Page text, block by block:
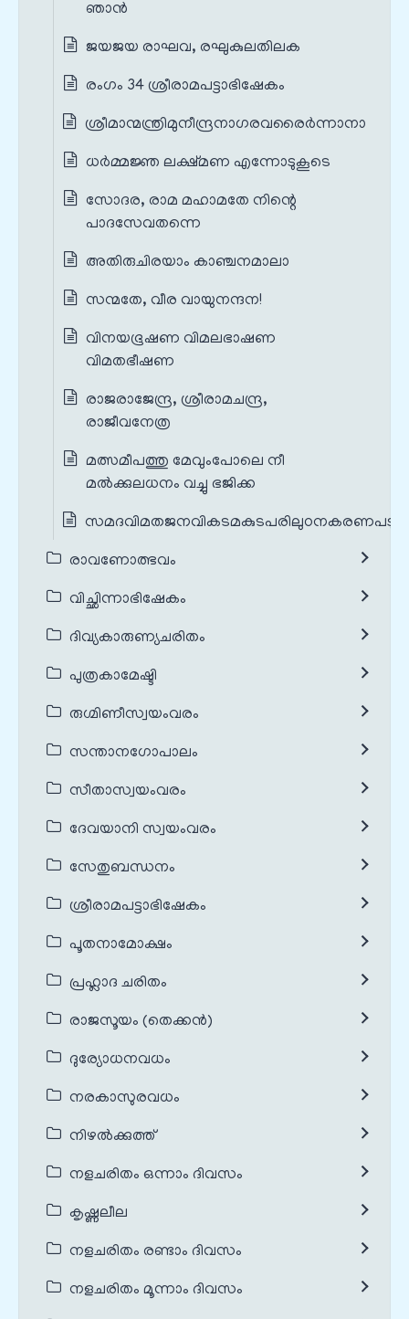
ഞാൻ
ജയജയ രാഘവ, രഘുകുലതിലക
രംഗം 34 ശ്രീരാമപട്ടാഭിഷേകം
ശ്രീമാന്മന്ത്രിമുനീന്ദ്രനാഗരവരൈർന്നാനാ
ധർമ്മജ്ഞ ലക്ഷ്മണ എന്നോടുകൂടെ
സോദര, രാമ മഹാമതേ നിന്റെ
പാദസേവതന്നെ
അതിരുചിരയാം കാഞ്ചനമാലാ
സന്മതേ, വീര വായുനന്ദന!
വിനയഭൂഷണ വിമലഭാഷണ
വിമതഭീഷണ
രാജരാജേന്ദ്ര, ശ്രീരാമചന്ദ്ര,
രാജീവനേത്ര
മത്സമീപത്തു മേവുംപോലെ നീ
മൽക്കുലധനം വച്ചു ഭജിക്ക
സമദവിമതജനവികടമകുടപരിലുഠനകരണപടു
രാവണോത്ഭവം
വിച്ഛിന്നാഭിഷേകം
ദിവ്യകാരുണ്യചരിതം
പുത്രകാമേഷ്ടി
രുഗ്മിണീസ്വയംവരം
സന്താനഗോപാലം
സീതാസ്വയംവരം
ദേവയാനി സ്വയംവരം
സേതുബന്ധനം
ശ്രീരാമപട്ടാഭിഷേകം
പൂതനാമോക്ഷം
പ്രഹ്ലാദ ചരിതം
രാജസൂയം (തെക്കൻ)
ദുര്യോധനവധം
നരകാസുരവധം
നിഴൽക്കുത്ത്
നളചരിതം ഒന്നാം ദിവസം
കൃഷ്ണലീല
നളചരിതം രണ്ടാം ദിവസം
നളചരിതം മൂന്നാം ദിവസം